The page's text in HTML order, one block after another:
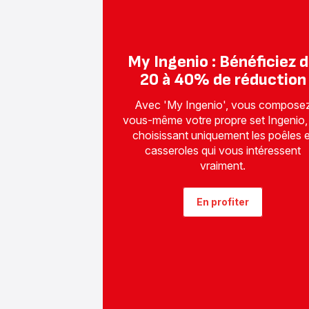
My Ingenio : Bénéficiez
20 à 40% de réduction
Avec 'My Ingenio', vous
vous-même votre propre set
choisissant uniquement les poêles
casseroles qui vous intéressent
vraiment.
En profiter